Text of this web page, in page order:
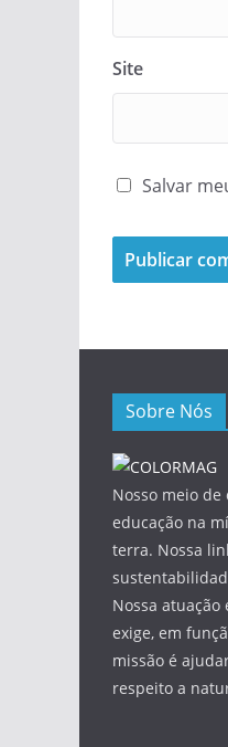
Site
Salvar
Sobre Nós
Nosso meio
educação na
terra. Nossa
Nossa
exige, em
missão é
respeito a